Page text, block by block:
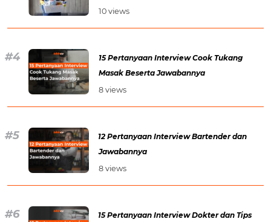
10 views
15 Pertanyaan Interview Cook Tukang
Masak Beserta Jawabannya
8 views
12 Pertanyaan Interview Bartender dan
Jawabannya
8 views
15 Pertanyaan Interview Dokter dan Tips